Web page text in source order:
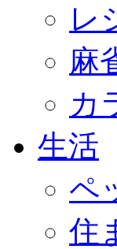
レ
麻
カ
生活
ペ
住